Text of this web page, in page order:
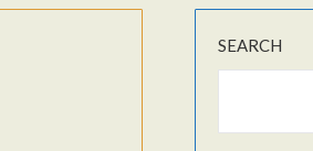
SEARCH